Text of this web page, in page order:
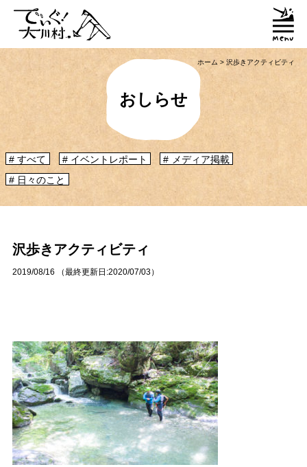
「大川村ってどんなとこ？」聞いたこともみたこともないぞ？という大川村
初心者のかたに、大川村へ来るための道のりや、心構えなどをご紹介！
グルメ・物産
体験・イベント
大川村の暮らしが垣間見える山歩きツアーや、村民の4倍が集う謝肉祭、村
の地形を活かしたアクティビティなど、村で体験できるあれやこれやをご紹
介！
ホーム >沢歩きアクティビティ
おしらせ
すべて イベントレポート
メディア掲載
日々のこと
沢歩きアクティビティ
2019/08/16 （最終更新日:2020/07/03）